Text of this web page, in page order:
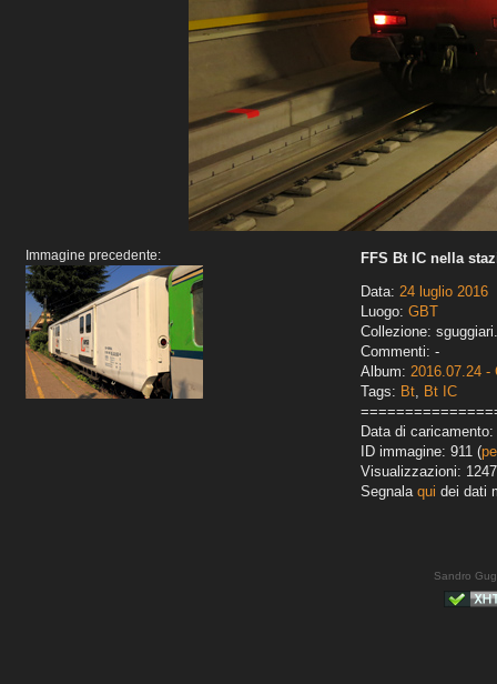
Immagine precedente:
FFS Bt IC nella
Data: 24 luglio 2016
Luogo: GBT
Collezione:
Commenti: -
Album: 2016.07.24 -
Tags: Bt, Bt IC
Data di caricamento:
ID immagine: 911 (
Visualizzazioni: 1247
Segnala qui dei dati
Sandro